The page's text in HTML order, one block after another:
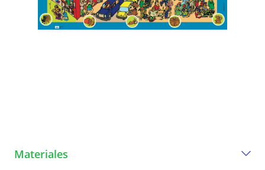
Materiales